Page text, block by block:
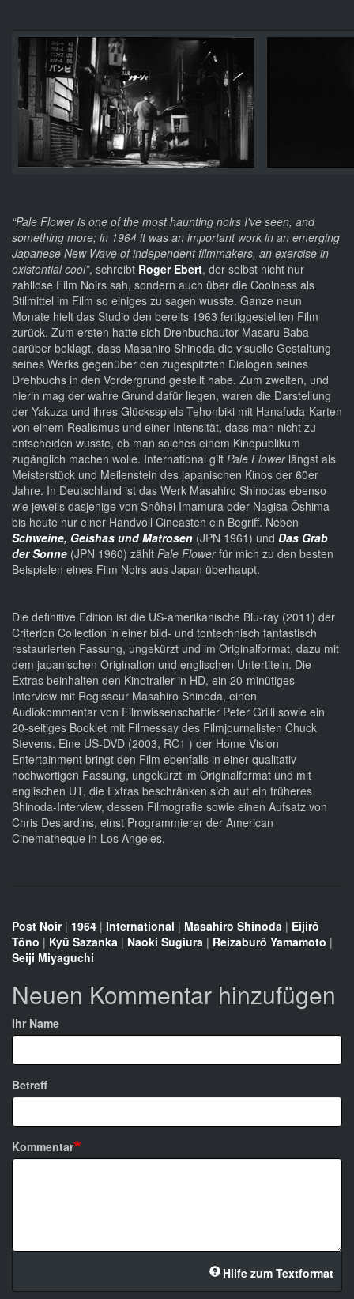
“Pale Flower is one of the most haunting noirs I've seen, and
something more; in 1964 it was an important work in an emerging
Japanese New Wave of independent filmmakers, an exercise in
existential cool”, schreibt Roger Ebert, der selbst nicht nur
zahllose Film Noirs sah, sondern auch über die Coolness als
Stilmittel im Film so einiges zu sagen wusste. Ganze neun
Monate hielt das Studio den bereits 1963 fertiggestellten Film
zurück. Zum ersten hatte sich Drehbuchautor Masaru Baba
darüber beklagt, dass Masahiro Shinoda die visuelle Gestaltung
seines Werks gegenüber den zugespitzten Dialogen seines
Drehbuchs in den Vordergrund gestellt habe. Zum zweiten, und
hierin mag der wahre Grund dafür liegen, waren die Darstellung
der Yakuza und ihres Glücksspiels Tehonbiki mit Hanafuda-Karten
von einem Realismus und einer Intensität, dass man nicht zu
entscheiden wusste, ob man solches einem Kinopublikum
zugänglich machen wolle. International gilt Pale Flower längst als
Meisterstück und Meilenstein des japanischen Kinos der 60er
Jahre. In Deutschland ist das Werk Masahiro Shinodas ebenso
wie jeweils dasjenige von Shôhei Imamura oder Nagisa Ôshima
bis heute nur einer Handvoll Cineasten ein Begriff. Neben
Schweine, Geishas und Matrosen (JPN 1961) und Das Grab
der Sonne (JPN 1960) zählt Pale Flowerfür mich zu den besten
Beispielen eines Film Noirs aus Japan überhaupt.
Die definitive Edition ist die US-amerikanische Blu-ray (2011) der
Criterion Collection in einer bild- und tontechnisch fantastisch
restaurierten Fassung, ungekürzt und im Originalformat, dazu mit
dem japanischen Originalton und englischen Untertiteln. Die
Extras beinhalten den Kinotrailer in HD, ein 20-minütiges
Interview mit Regisseur Masahiro Shinoda, einen
Audiokommentar von Filmwissenschaftler Peter Grilli sowie ein
20-seitiges Booklet mit Filmessay des Filmjournalisten Chuck
Stevens. Eine US-DVD (2003, RC1 ) der Home Vision
Entertainment bringt den Film ebenfalls in einer qualitativ
hochwertigen Fassung, ungekürzt im Originalformat und mit
englischen UT, die Extras beschränken sich auf ein früheres
Shinoda-Interview, dessen Filmografie sowie einen Aufsatz von
Chris Desjardins, einst Programmierer der American
Cinematheque in Los Angeles.
Post Noir| 1964 | International | Masahiro Shinoda | Eijirô
Tôno | Kyû Sazanka | Naoki Sugiura | Reizaburô Yamamoto |
Seiji Miyaguchi
Neuen Kommentar hinzufügen
Ihr Name
Betreff
Kommentar
Hilfe zum Textformat